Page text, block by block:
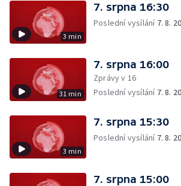
3 min
7. srpna 16:30
Poslední vysílání 7. 8.
31 min
7. srpna 16:00
Zprávy v 16
Poslední vysílání 7. 8.
3 min
7. srpna 15:30
Poslední vysílání 7. 8.
7. srpna 15:00